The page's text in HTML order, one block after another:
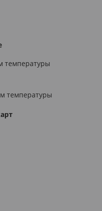
температуры
температуры